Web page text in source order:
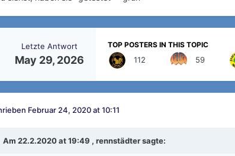
Letzte Antwort
May 29, 2026
TOP POSTERS IN THIS TOPIC
112 59
Februar 24, 2020 at 10:11
Am 22.2.2020 at 19:49 , rennstädtersagte: